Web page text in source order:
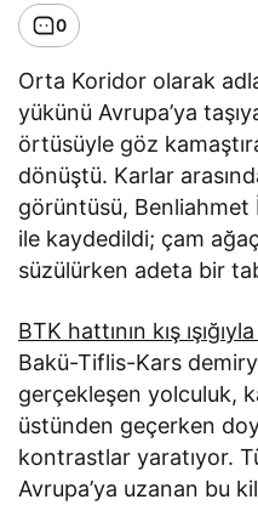
0
Orta Koridor olarak
yükünü Avrupa’ya
örtüsüyle göz
dönüştü. Karlar
görüntüsü, Benliahmet
ile kaydedildi; çam
süzülürken adeta bir
BTK hattının kış
Bakü-Tiflis-Kars
gerçekleşen yolculuk,
üstünden geçerken
kontrastlar yaratıyor.
Avrupa’ya uzanan bu